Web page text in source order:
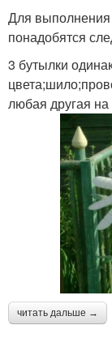
Для
понадобятся
3 бутылки
любая другая
читать дальше →